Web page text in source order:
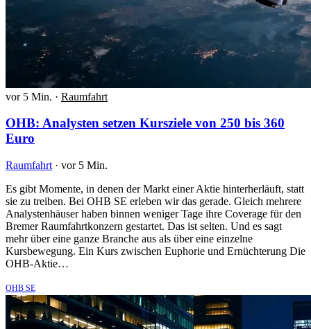
vor 5 Min. · Raumfahrt
OHB: Analysten setzen Kursziele von 250 bis 360
Euro
Raumfahrt · vor 5 Min.
Es gibt Momente, in denen der Markt einer Aktie hinterherläuft, statt
sie zu treiben. Bei OHB SE erleben wir das gerade. Gleich mehrere
Analystenhäuser haben binnen weniger Tage ihre Coverage für den
Bremer Raumfahrtkonzern gestartet. Das ist selten. Und es sagt
mehr über eine ganze Branche aus als über eine einzelne
Kursbewegung. Ein Kurs zwischen Euphorie und Ernüchterung Die
OHB-Aktie…
OHB SE